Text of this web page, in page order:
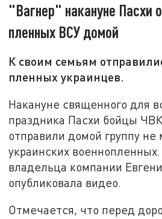
"Вагнер" накануне Пасхи
пленных ВСУ домой
К своим семьям
пленных украинцев.
Накануне священного для
праздника Пасхи бойцы
отправили домой группу не
украинских
владельца компании
опубликовала видео.
Отмечается, что перед